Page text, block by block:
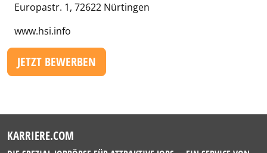
Europastr. 1, 72622 Nürtingen
www.hsi.info
JETZT BEWERBEN
KARRIERE.COM